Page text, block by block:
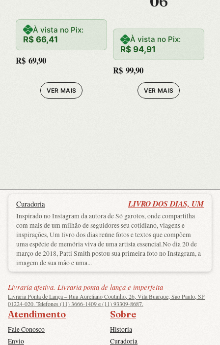
À vista no Pix:
R$ 66,41
R$ 69,90
VER MAIS
À vista no Pix:
R$ 94,91
R$ 99,90
VER MAIS
Curadoria LIVRO DOS DIAS, UM
Inspirado no Instagram da autora de Só garotos, onde compartilha
com mais de um milhão de seguidores seu cotidiano, viagens e
inspirações, Um livro dos dias reúne fotos e textos que compõem
uma espécie de memória viva de uma artista essencial.No dia 20 de
março de 2018, Patti Smith postou sua primeira foto no Instagram, a
imagem de sua mão e uma...
Livraria afetiva. Livraria ponta de lança e imperfeita
Livraria Ponta de Lança – Rua Aureliano Coutinho, 26, Vila Buarque, São Paulo, SP
01224-020. Telefones (11) 3666-1409 e (11) 93309-8687.
Atendimento
Fale Conosco
Envio
Sobre
Historia
Curadoria